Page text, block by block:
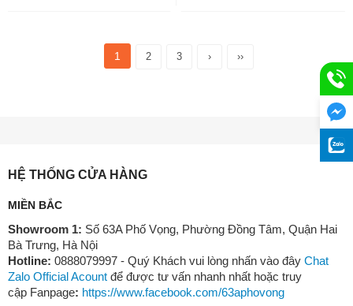
1 2 3 › ››
HỆ THỐNG CỬA HÀNG
MIỀN BẮC
Showroom 1: Số 63A Phố Vọng, Phường Đồng Tâm, Quận Hai
Bà Trưng, Hà Nội
Hotline: 0888079997 - Quý Khách vui lòng nhấn vào đây Chat
Zalo Official Acount để được tư vấn nhanh nhất hoặc truy
cập Fanpage: https://www.facebook.com/63aphovong